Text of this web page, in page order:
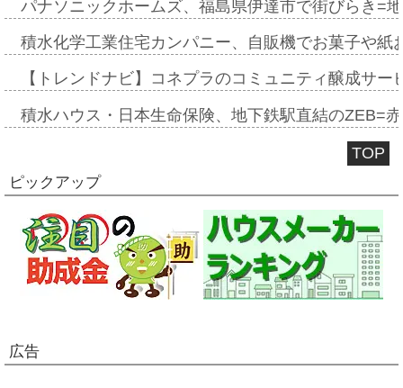
パナソニックホームズ、福島県伊達市で街びらき=
積水化学工業住宅カンパニー、自販機でお菓子や
【トレンドナビ】コネプラのコミュニティ醸成サ
積水ハウス・日本生命保険、地下鉄駅直結のZEB=
TOP
ピックアップ
広告